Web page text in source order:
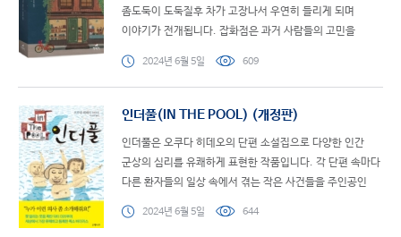
좀도둑이 도둑질후 차가 고장나서 우연히 들리게 되며
이야기가 전개됩니다. 잡화점은 과거 사람들의 고민을
편지들과 ..
2024년 6월 5일 609
인더풀(IN THE POOL) (개정판)
인더풀은 오쿠다 히데오의 단편 소설집으로 다양한 인간
군상의 심리를 유쾌하게 표현한 작품입니다. 각 단편 속마다
다른 환자들의 일상 속에서 겪는 작은 사건들을 주인공인
2024년 6월 5일 644